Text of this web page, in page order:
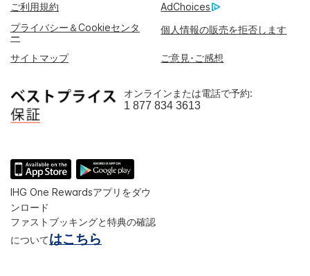
ご利用規約
AdChoices
プライバシー＆Cookieセンタ
ー
個人情報の販売を拒否します
サイトマップ ご意見･ご感想
オンラインまたは電話で予約:
1 877 834 3613
IHG One Rewardsアプリをダウ
ンロード
ファストブッキングと特典の確認
についてはこちら